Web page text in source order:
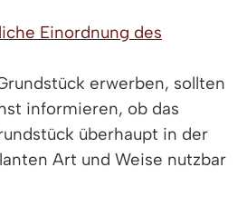
Einordnung des
erwerben, sollten
informieren, ob das
überhaupt in der
Art und Weise nutzbar